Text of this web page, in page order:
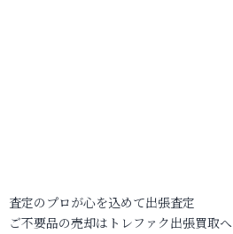
査定のプロが心を込めて出張査定
ご不要品の売却はトレファク出張買取へ